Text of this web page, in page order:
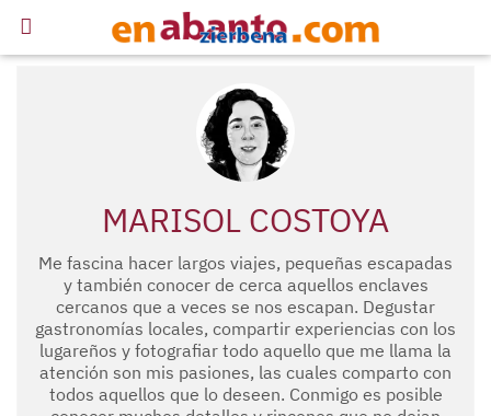
MARISOL COSTOYA
Me fascina hacer largos viajes, pequeñas escapadas
y también conocer de cerca aquellos enclaves
cercanos que a veces se nos escapan. Degustar
gastronomías locales, compartir experiencias con los
lugareños y fotografiar todo aquello que me llama la
atención son mis pasiones, las cuales comparto con
todos aquellos que lo deseen. Conmigo es posible